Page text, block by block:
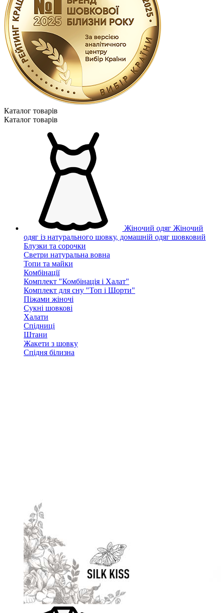
Каталог товарiв
Каталог товарiв
Жіночий одяг Жіночий
одяг із натурального шовку, домашній одяг шовковий
Блузки та сорочки
Светри натуральна вовна
Топи та майки
Комбінації
Комплект "Комбінація і Халат"
Комплект для сну "Топ і Шорти"
Піжами жіночі
Сукні шовкові
Халати
Спідниці
Штани
Жакети з шовку
Спідня білизна